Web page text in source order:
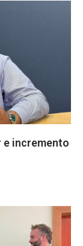
incremento